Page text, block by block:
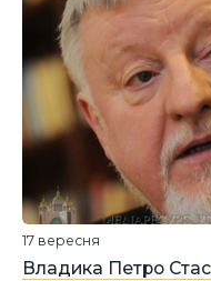
Владика Петро
17 вересня